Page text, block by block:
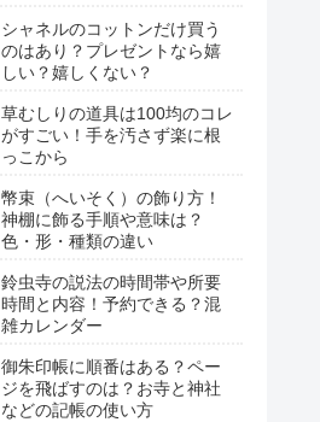
シャネルのコットンだけ買う
のはあり？プレゼントなら嬉
しい？嬉しくない？
草むしりの道具は100均のコレ
がすごい！手を汚さず楽に根
っこから
幣束（へいそく）の飾り方！
神棚に飾る手順や意味は？
色・形・種類の違い
鈴虫寺の説法の時間帯や所要
時間と内容！予約できる？混
雑カレンダー
御朱印帳に順番はある？ペー
ジを飛ばすのは？お寺と神社
などの記帳の使い方